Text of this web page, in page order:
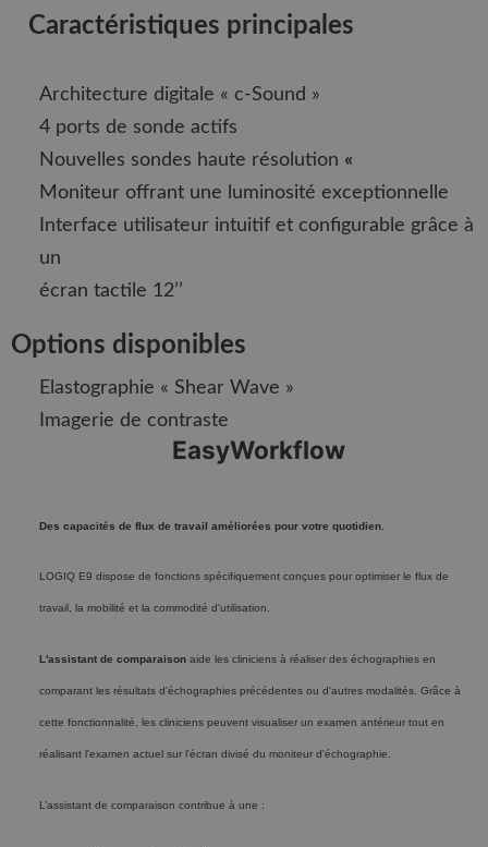
Caractéristiques principales
Architecture digitale « c-Sound »
4 ports de sonde actifs
Nouvelles sondes haute résolution «
Moniteur offrant une luminosité exceptionnelle
Interface utilisateur intuitif et configurable grâce à
un
écran tactile 12’’
Options disponibles
Elastographie « Shear Wave »
Imagerie de contraste
EasyWorkflow
Des capacités de flux de travail améliorées pour votre quotidien.
LOGIQ E9 dispose de fonctions spécifiquement conçues pour optimiser le flux de
travail, la mobilité et la commodité d'utilisation.
L'assistant de comparaison aide les cliniciens à réaliser des échographies en
comparant les résultats d'échographies précédentes ou d'autres modalités. Grâce à
cette fonctionnalité, les cliniciens peuvent visualiser un examen antérieur tout en
réalisant l'examen actuel sur l'écran divisé du moniteur d'échographie.
L’assistant de comparaison contribue à une :